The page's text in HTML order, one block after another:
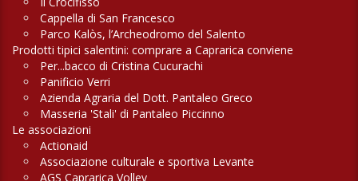
Cappella di San Francesco
Parco Kalòs, l’Archeodromo del Salento
Prodotti tipici salentini: comprare a Caprarica conviene
Per...bacco di Cristina Cucurachi
Panificio Verri
Azienda Agraria del Dott. Pantaleo Greco
Masseria 'Stali' di Pantaleo Piccinno
Le associazioni
Actionaid
Associazione culturale e sportiva Levante
AGS Caprarica Volley